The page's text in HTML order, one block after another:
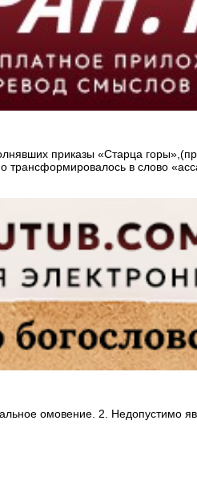
приказы «Старца
в слово
омовение. 2. Недопустимо